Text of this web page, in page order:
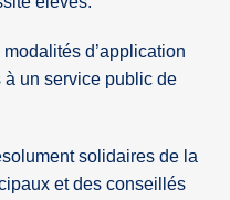
d’application
un service public de
solidaires de la
et des conseillés